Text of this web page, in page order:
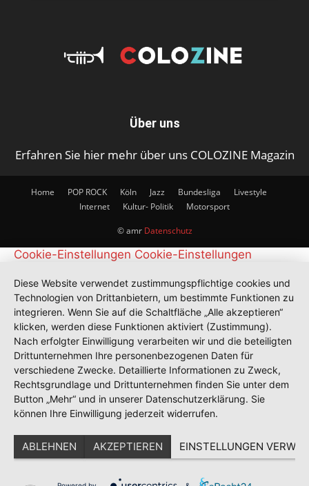
Über uns
Erfahren Sie hier mehr über uns COLOZINE Magazin
Home POP ROCK Köln Jazz Bundesliga
Livestyle
Internet
Kultur- Politik Motorsport
© amr Datenschutz
Cookie-Einstellungen Cookie-Einstellungen
Diese Website verwendet zustimmungspflichtige cookies und
Technologien von Drittanbietern, um bestimmte Funktionen zu
integrieren. Wenn Sie auf die Schaltfläche „Alle akzeptieren“
klicken, werden diese Funktionen aktiviert (Zustimmung).
Nach erfolgter Einwilligung verarbeiten wir und die beteiligten
Drittunternehmen Ihre personenbezogenen Daten für
verschiedene Zwecke. Detaillierte Informationen zu Zweck,
Rechtsgrundlage und Drittunternehmen finden Sie unter dem
Button „Mehr“ und in unserer Datenschutzerklärung. Sie
können Ihre Einwilligung jederzeit widerrufen.
ABLEHNEN AKZEPTIEREN EINSTELLUNGEN